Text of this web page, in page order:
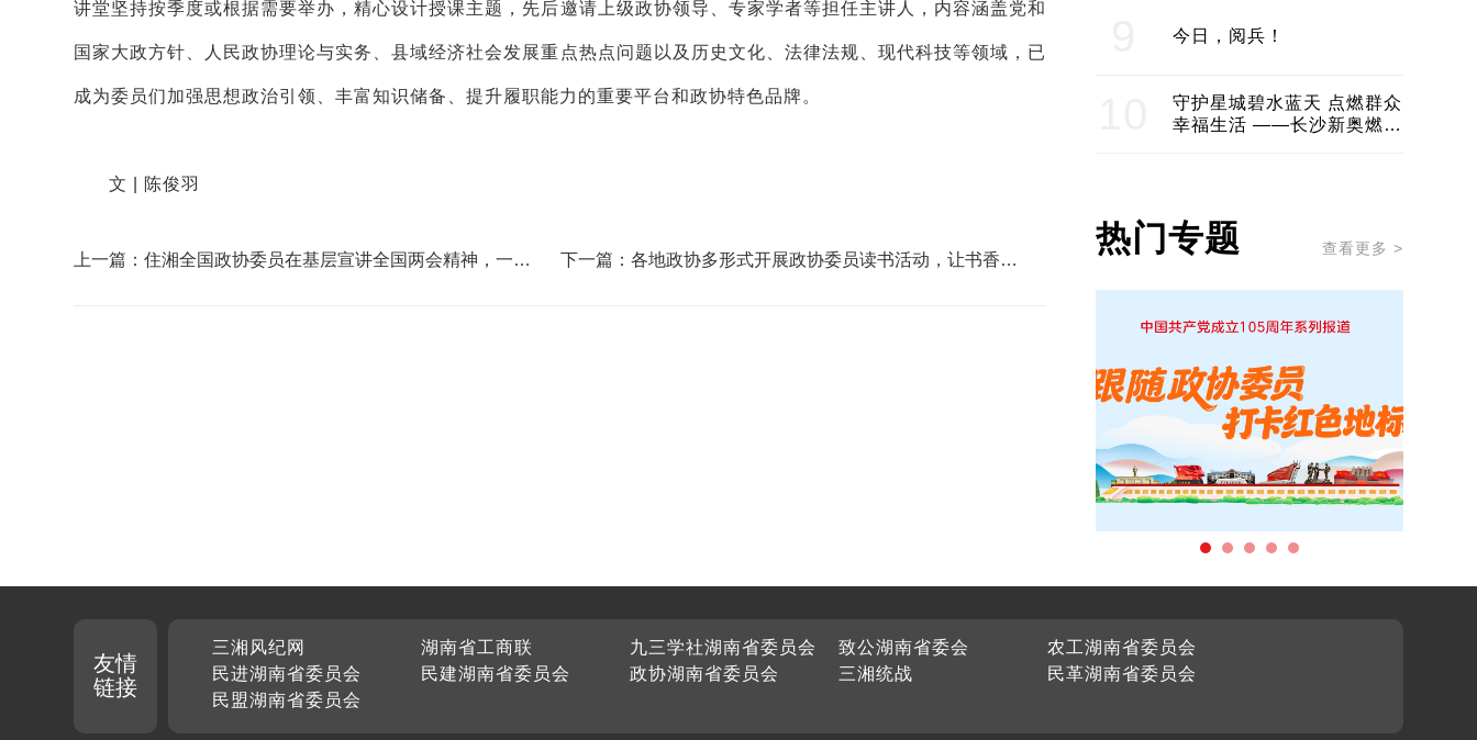
讲堂坚持按季度或根据需要举办，精心设计授课主题，先后邀请上级政协领导、专家学者等担任主讲人，内容涵盖党和
国家大政方针、人民政协理论与实务、县域经济社会发展重点热点问题以及历史文化、法律法规、现代科技等领域，已
成为委员们加强思想政治引领、丰富知识储备、提升履职能力的重要平台和政协特色品牌。
文 | 陈俊羽
上一篇：住湘全国政协委员在基层宣讲全国两会精神，一线
下一篇：各地政协多形式开展政协委员读书活动，让书香成
今日，阅兵！
守护星城碧水蓝天 点燃群众
幸福生活 ——长沙新奥燃气
热门专题 查看更多 >
友情
链接
三湘风纪网 湖南省工商联 九三学社湖南省委员会 致公湖南省委会
农工湖南省委员会
民进湖南省委员会
民建湖南省委员会 政协湖南省委员会 三湘统战
民革湖南省委员会
民盟湖南省委员会